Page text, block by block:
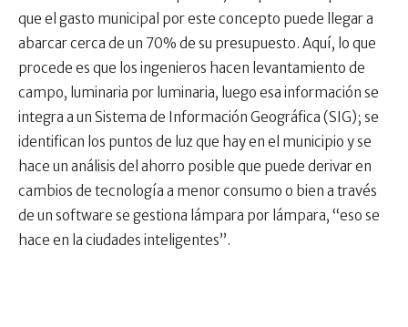
que el gasto municipal por este concepto puede llegar a
abarcar cerca de un 70% de su presupuesto. Aquí, lo que
procede es que los ingenieros hacen levantamiento de
campo, luminaria por luminaria, luego esa información se
integra a un Sistema de Información Geográfica (SIG); se
identifican los puntos de luz que hay en el municipio y se
hace un análisis del ahorro posible que puede derivar en
cambios de tecnología a menor consumo o bien a través
de un software se gestiona lámpara por lámpara, “eso se
hace en la ciudades inteligentes”.